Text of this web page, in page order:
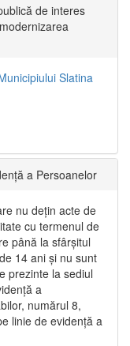
de interes
Slatina
a Persoanelor
nu dețin acte de
cu termenul de
până la sfârșitul
14 ani și nu sunt
prezinte la sediul
a
numărul 8,
linie de evidență a